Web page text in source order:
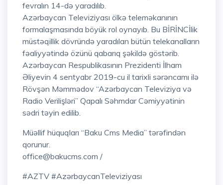
fevralın 14-də yaradılıb.
Azərbaycan Televiziyası ölkə teleməkanının
formalaşmasında böyük rol oynayıb. Bu BİRİNCİlik
müstəqillik dövründə yaradılan bütün telekanalların
fəaliyyətində özünü qabarıq şəkildə göstərib.
Azərbaycan Respublikasının Prezidenti İlham
Əliyevin 4 sentyabr 2019-cu il tarixli sərəncamı ilə
Rövşən Məmmədov “Azərbaycan Televiziya və
Radio Verilişləri” Qapalı Səhmdar Cəmiyyətinin
sədri təyin edilib.
Müəllif hüquqları “Baku Cms Media” tərəfindən
qorunur.
office@bakucms.com /
#AZTV #AzərbaycanTeleviziyası